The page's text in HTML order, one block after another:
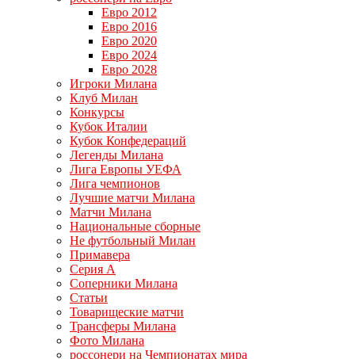
Евро 2012
Евро 2016
Евро 2020
Евро 2024
Евро 2028
Игроки Милана
Клуб Милан
Конкурсы
Кубок Италии
Кубок Конфедераций
Легенды Милана
Лига Европы УЕФА
Лига чемпионов
Лучшие матчи Милана
Матчи Милана
Национальные сборные
Не футбольный Милан
Примавера
Серия А
Соперники Милана
Статьи
Товарищеские матчи
Трансферы Милана
Фото Милана
россонери на Чемпионатах мира